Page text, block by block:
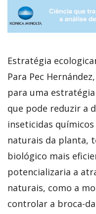
Estratégia
Para Pec
para uma
que pode reduzir a
inseticidas
naturais da planta,
biológico mais
potencializaria a
naturais, como a
controlar a broca-